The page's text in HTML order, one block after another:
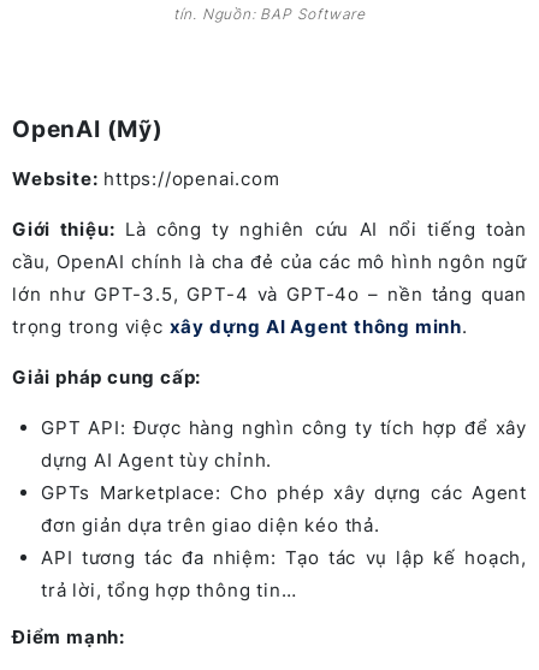
tín. Nguồn: BAP Software
OpenAI (Mỹ)
Website: https://openai.com
Giới thiệu: Là công ty nghiên cứu AI nổi tiếng toàn
cầu, OpenAI chính là cha đẻ của các mô hình ngôn ngữ
lớn như GPT-3.5, GPT-4 và GPT-4o – nền tảng quan
trọng trong việc xây dựng AI Agent thông minh.
Giải pháp cung cấp:
GPT API: Được hàng nghìn công ty tích hợp để xây
dựng AI Agent tùy chỉnh.
GPTs Marketplace: Cho phép xây dựng các Agent
đơn giản dựa trên giao diện kéo thả.
API tương tác đa nhiệm: Tạo tác vụ lập kế hoạch,
trả lời, tổng hợp thông tin…
Điểm mạnh: